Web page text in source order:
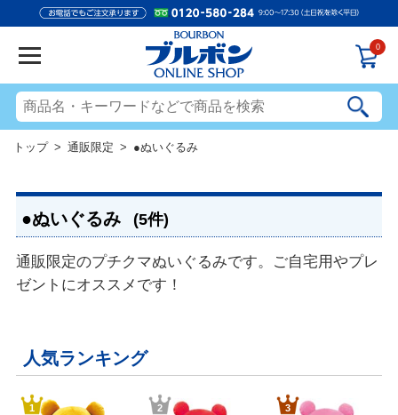
0
トップ> 通販限定 > ●ぬいぐるみ
●ぬいぐるみ (5件)
通販限定のプチクマぬいぐるみです。ご自宅用やプレ
ゼントにオススメです！
人気ランキング
1 2 3